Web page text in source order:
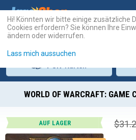
WORLD OF WARCRAFT: GAME
AUF LAGER $
Hi! Könnten wir bitte einige zusätzliche
Cookies erfordern? Sie können Ihre
ändern oder widerrufen.
Lass mich aussuchen